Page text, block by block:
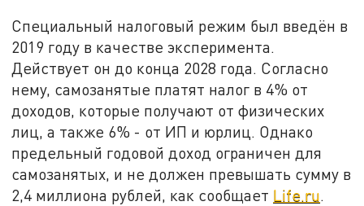
Специальный налоговый режим был введён в
2019 году в качестве эксперимента.
Действует он до конца 2028 года. Согласно
нему, самозанятые платят налог в 4% от
доходов, которые получают от физических
лиц, а также 6% - от ИП и юрлиц. Однако
предельный годовой доход ограничен для
самозанятых, и не должен превышать сумму в
2,4 миллиона рублей, как сообщает Life.ru.